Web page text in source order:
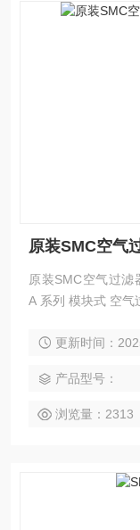
原装SMC空气
原装SMC空气过滤
A 系列 模块式 空气
更新时间：
产品型号：
浏览量：2313